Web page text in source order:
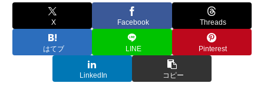
X Facebook Threads
はてブ LINE Pinterest
LinkedIn コピー